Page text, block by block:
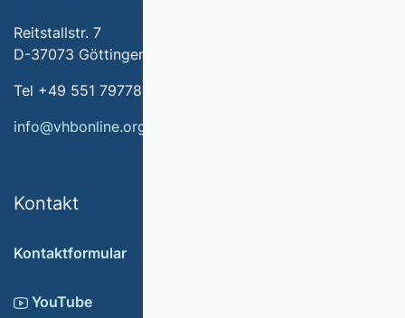
Reitstallstr. 7
D-37073 Göttingen
Tel +49 551 79778-566
info@vhbonline.org
Kontakt
Kontaktformular
YouTube